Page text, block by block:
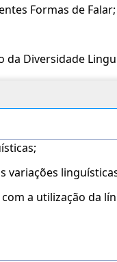
Formas de Falar;
da Diversidade
variações
a utilização da